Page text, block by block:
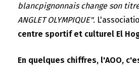
blancpignonnais change son
ANGLET OLYMPIQUE".
centre sportif et culturel El
En quelques chiffres, l'AOO,